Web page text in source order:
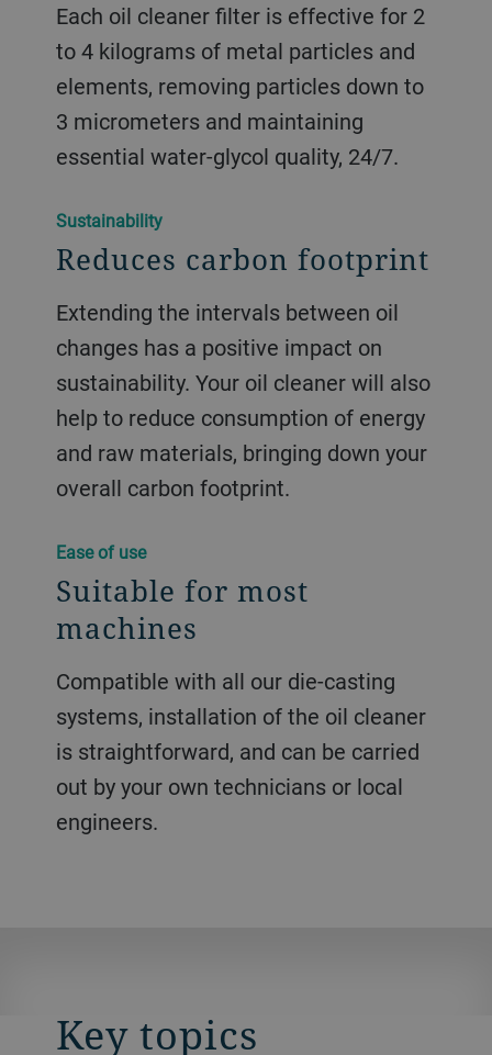
Each oil cleaner filter is effective for 2
to 4 kilograms of metal particles and
elements, removing particles down to
3 micrometers and maintaining
essential water-glycol quality, 24/7.
Sustainability
Reduces carbon footprint
Extending the intervals between oil
changes has a positive impact on
sustainability. Your oil cleaner will also
help to reduce consumption of energy
and raw materials, bringing down your
overall carbon footprint.
Ease of use
Suitable for most
machines
Compatible with all our die-casting
systems, installation of the oil cleaner
is straightforward, and can be carried
out by your own technicians or local
engineers.
Key topics